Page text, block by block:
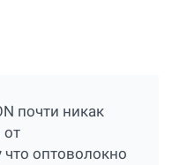
почти никак
от
что оптоволокно